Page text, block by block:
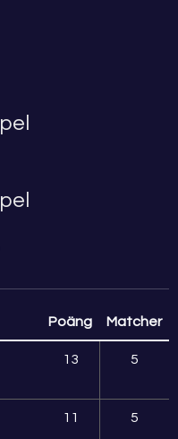
Poäng Matcher
13 5
11 5